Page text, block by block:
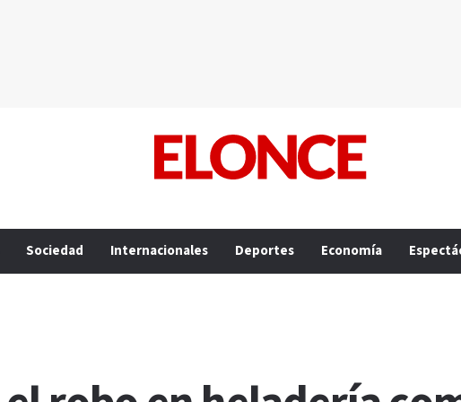
Sociedad Internacionales Deportes Economía